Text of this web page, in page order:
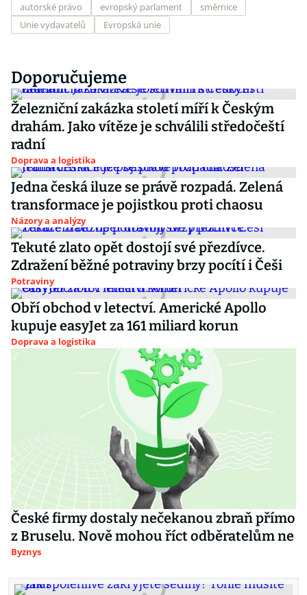
autorské právo evropský parlament
směrnice
Unie vydavatelů
Evropská unie
Doporučujeme
Železniční zakázka století míří k Českým
drahám. Jako vítěze je schválili středočeští
radní
Doprava a logistika
Jedna česká iluze se právě rozpadá. Zelená
transformace je pojistkou proti chaosu
Názory a analýzy
Tekuté zlato opět dostojí své přezdívce.
Zdražení běžné potraviny brzy pocítí i Češi
Potraviny
Obří obchod v letectví. Americké Apollo
kupuje easyJet za 161 miliard korun
Doprava a logistika
České firmy dostaly nečekanou zbraň přímo
z Bruselu. Nově mohou říct odběratelům ne
Byznys